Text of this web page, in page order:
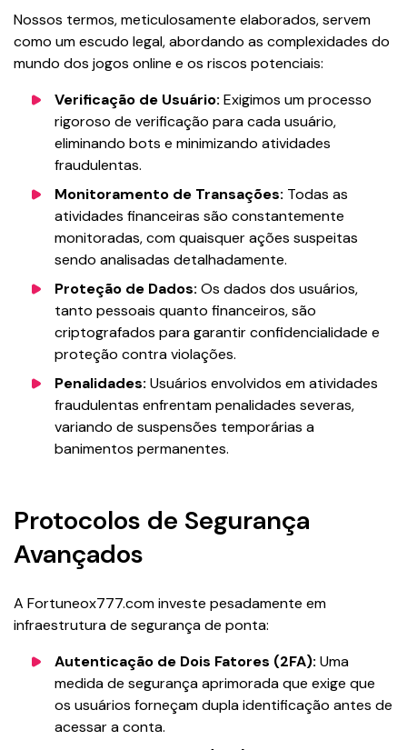
Nossos termos, meticulosamente elaborados, servem
como um escudo legal, abordando as complexidades do
mundo dos jogos online e os riscos potenciais:
Verificação de Usuário: Exigimos um processo
rigoroso de verificação para cada usuário,
eliminando bots e minimizando atividades
fraudulentas.
Monitoramento de Transações: Todas as
atividades financeiras são constantemente
monitoradas, com quaisquer ações suspeitas
sendo analisadas detalhadamente.
Proteção de Dados: Os dados dos usuários,
tanto pessoais quanto financeiros, são
criptografados para garantir confidencialidade e
proteção contra violações.
Penalidades: Usuários envolvidos em atividades
fraudulentas enfrentam penalidades severas,
variando de suspensões temporárias a
banimentos permanentes.
Protocolos de Segurança
Avançados
A Fortuneox777.com investe pesadamente em
infraestrutura de segurança de ponta:
Autenticação de Dois Fatores (2FA): Uma
medida de segurança aprimorada que exige que
os usuários forneçam dupla identificação antes de
acessar a conta.